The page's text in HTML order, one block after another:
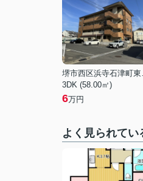
堺
3DK (58.00㎡)
6万円
よく見られてい